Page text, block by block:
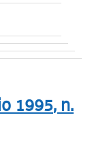
1995, n.